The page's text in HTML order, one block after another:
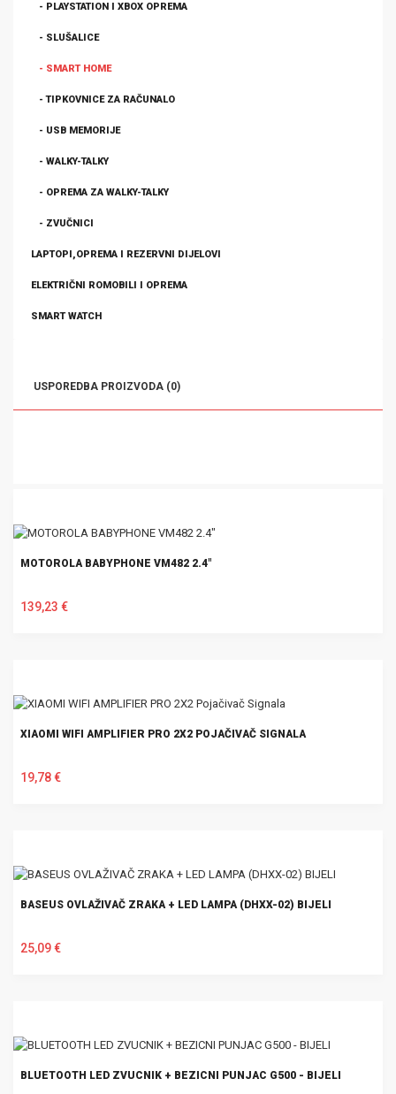
- PLAYSTATION I XBOX OPREMA
- SLUŠALICE
- SMART HOME
- TIPKOVNICE ZA RAČUNALO
- USB MEMORIJE
- WALKY-TALKY
- OPREMA ZA WALKY-TALKY
- ZVUČNICI
LAPTOPI,OPREMA I REZERVNI DIJELOVI
ELEKTRIČNI ROMOBILI I OPREMA
SMART WATCH
USPOREDBA PROIZVODA (0)
MOTOROLA BABYPHONE VM482 2.4"
139,23 €
XIAOMI WIFI AMPLIFIER PRO 2X2 POJAČIVAČ SIGNALA
19,78 €
BASEUS OVLAŽIVAČ ZRAKA + LED LAMPA (DHXX-02) BIJELI
25,09 €
BLUETOOTH LED ZVUCNIK + BEZICNI PUNJAC G500 - BIJELI